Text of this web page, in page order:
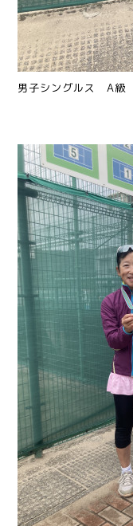
男子シングルス A